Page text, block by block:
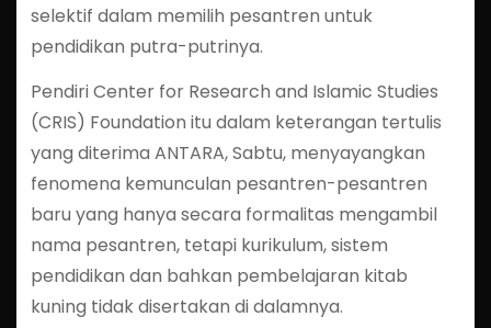
selektif dalam memilih pesantren untuk
pendidikan putra-putrinya.
Pendiri Center for Research and Islamic Studies
(CRIS) Foundation itu dalam keterangan tertulis
yang diterima ANTARA, Sabtu, menyayangkan
fenomena kemunculan pesantren-pesantren
baru yang hanya secara formalitas mengambil
nama pesantren, tetapi kurikulum, sistem
pendidikan dan bahkan pembelajaran kitab
kuning tidak disertakan di dalamnya.